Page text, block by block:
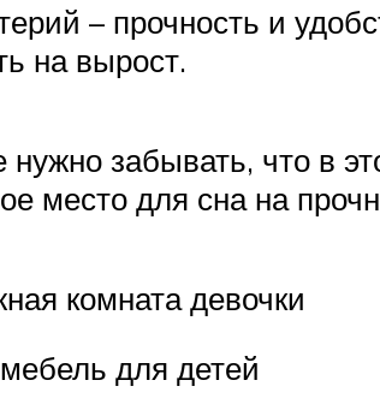
– прочность и
на вырост.
нужно забывать, что в
место для сна на
комната девочки
для детей